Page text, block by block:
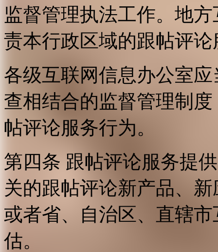
监督管理执法工作。地
责本行政区域的跟帖评
各级互联网信息办公室
查相结合的监督管理制
帖评论服务行为。
第四条 跟帖评论服务提
关的跟帖评论新产品、
或者省、自治区、直辖
估。